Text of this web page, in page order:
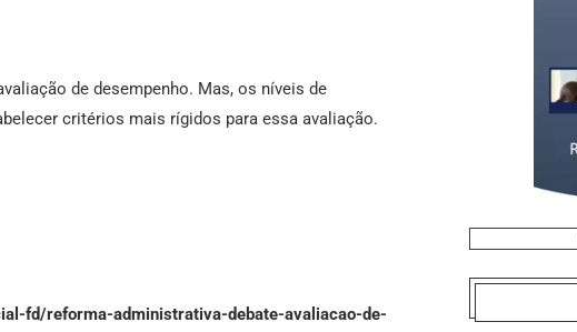
de desempenho. Mas, os níveis de
critérios mais rígidos para essa avaliação.
fd/reforma-administrativa-debate-avaliacao-de-